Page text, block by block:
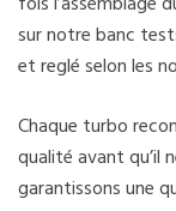
sur notre banc
et reglé selon les
Chaque turbo
qualité avant qu’il
garantissons une